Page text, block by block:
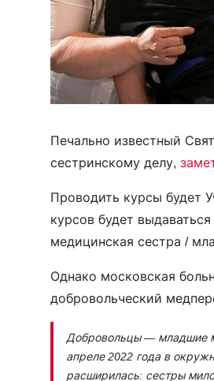
Печально известный
сестринскому делу,
Проводить курсы будет
курсов будет
медицинская сестра /
Однако московская
добровольческий
Добровольцы — младшие
апреле 2022 года в
расширилась: сестры